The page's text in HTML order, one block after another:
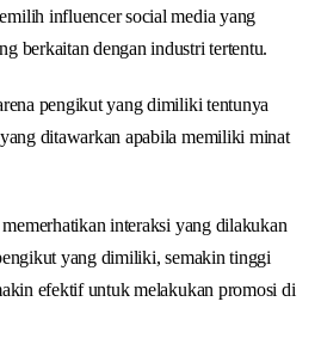
influencer social media yang
berkaitan dengan industri tertentu.
pengikut yang dimiliki tentunya
ditawarkan apabila memiliki minat
interaksi yang dilakukan
yang dimiliki, semakin tinggi
efektif untuk melakukan promosi di